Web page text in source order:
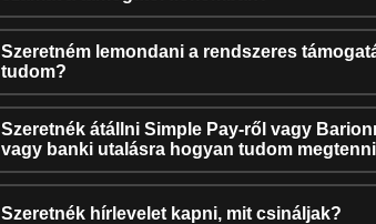
Szeretném lemondani a rendszeres
tudom?
Szeretnék átállni Simple Pay-ről vagy
vagy banki utalásra hogyan tudom
Szeretnék hírlevelet kapni, mit csináljak?